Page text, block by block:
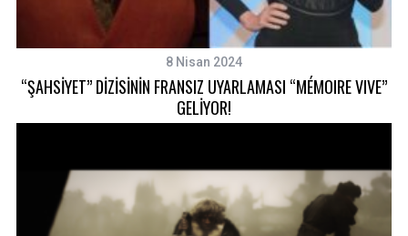
8 Nisan 2024
“ŞAHSİYET” DİZİSİNİN FRANSIZ UYARLAMASI “MÉMOIRE VIVE”
GELİYOR!